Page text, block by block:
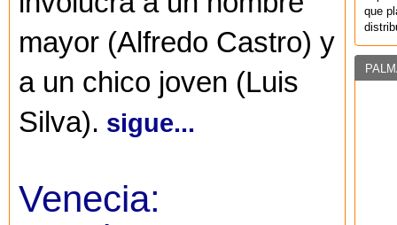
mayor (Alfredo Castro) y
a un chico joven (Luis
Silva). sigue...
Venecia:
que